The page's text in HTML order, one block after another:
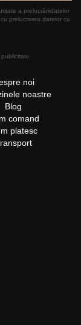
a prelucrăriidatelor
prelucrarea datelor cu
noi
noastre
Blog
comand
platesc